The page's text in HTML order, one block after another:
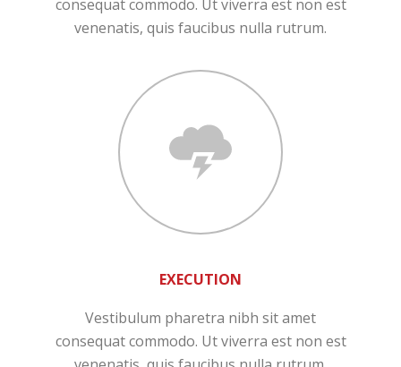
consequat commodo. Ut viverra est non est
venenatis, quis faucibus nulla rutrum.
EXECUTION
Vestibulum pharetra nibh sit amet
consequat commodo. Ut viverra est non est